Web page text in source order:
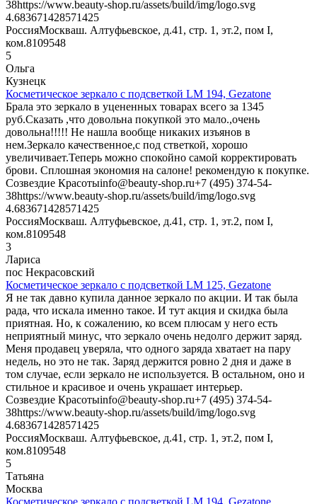
38https://www.beauty-shop.ru/assets/build/img/logo.svg
4.683671428571425
РоссияМоскваш. Алтуфьевское, д.41, стр. 1, эт.2, пом I,
ком.8109548
5
Ольга
Кузнецк
Косметическое зеркало с подсветкой LM 194, Gezatone
Брала это зеркало в уцененных товарах всего за 1345
руб.Сказать ,что довольна покупкой это мало.,очень
довольна!!!!! Не нашла вообще никаких изъянов в
нем.Зеркало качественное,с под стветкой, хорошо
увеличивает.Теперь можно спокойно самой корректировать
брови. Сплошная экономия на салоне! рекомендую к покупке.
Созвездие Красотыinfo@beauty-shop.ru+7 (495) 374-54-
38https://www.beauty-shop.ru/assets/build/img/logo.svg
4.683671428571425
РоссияМоскваш. Алтуфьевское, д.41, стр. 1, эт.2, пом I,
ком.8109548
3
Лариса
пос Некрасовский
Косметическое зеркало с подсветкой LM 125, Gezatone
Я не так давно купила данное зеркало по акции. И так была
рада, что искала именно такое. И тут акция и скидка была
приятная. Но, к сожалению, ко всем плюсам у него есть
неприятный минус, что зеркало очень недолго держит заряд.
Меня продавец уверяла, что одного заряда хватает на пару
недель, но это не так. Заряд держится ровно 2 дня и даже в
том случае, если зеркало не используется. В остальном, оно и
стильное и красивое и очень украшает интерьер.
Созвездие Красотыinfo@beauty-shop.ru+7 (495) 374-54-
38https://www.beauty-shop.ru/assets/build/img/logo.svg
4.683671428571425
РоссияМоскваш. Алтуфьевское, д.41, стр. 1, эт.2, пом I,
ком.8109548
5
Татьяна
Москва